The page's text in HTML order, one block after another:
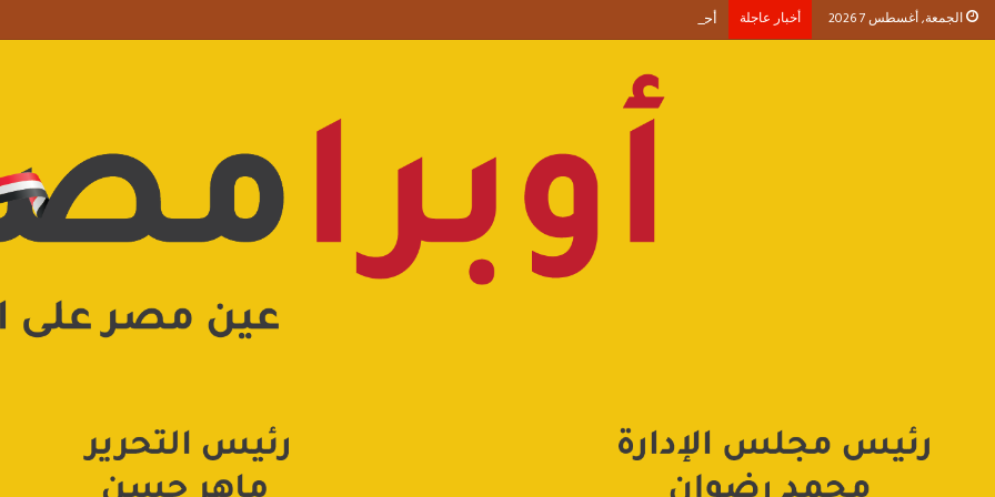
الجمعة, أغسطس 7 2026 أخبار عاجلة أحمد طنطاوي يكتب حين يصبح الوجود علامة استفهام